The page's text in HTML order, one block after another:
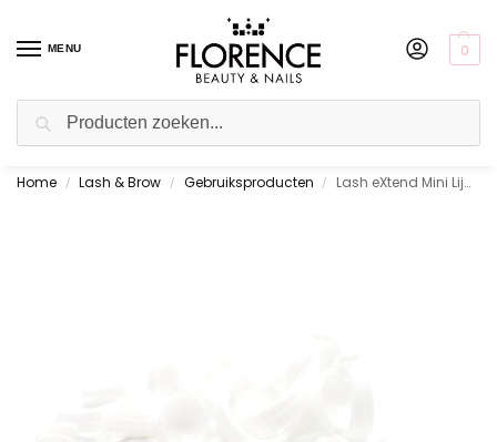
MENU 0
Gratis ophalen in de showroom
Home / Lash & Brow / Gebruiksproducten / Lash eXtend Mini Lijmringen 10st.